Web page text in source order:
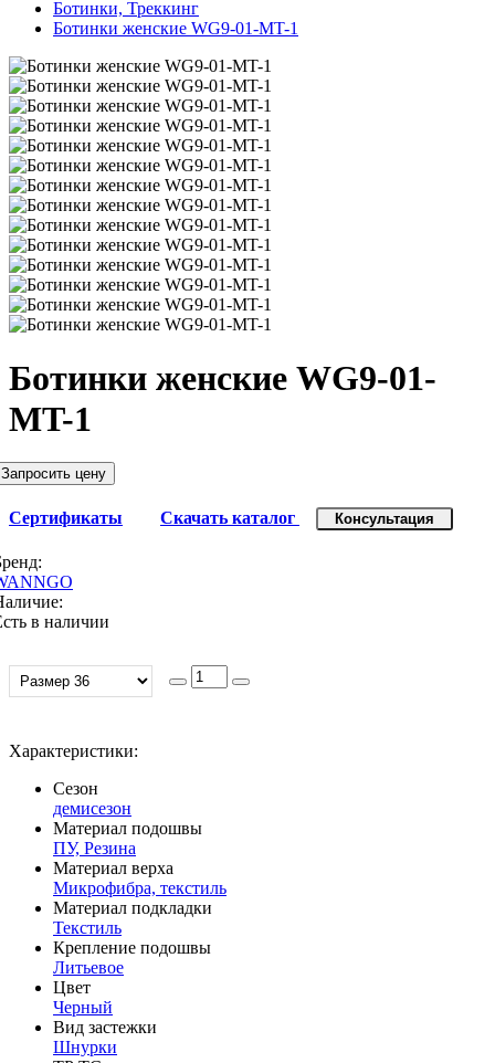
Ботинки, Треккинг
Ботинки женские WG9-01-MT-1
Ботинки женские WG9-01-
MT-1
Запросить цену
Сертификаты Скачать каталог Консультация
в наличии
Характеристики:
Сезон
демисезон
Материал подошвы
ПУ, Резина
Материал верха
Микрофибра, текстиль
Материал подкладки
Текстиль
Крепление подошвы
Литьевое
Цвет
Черный
Вид застежки
Шнурки